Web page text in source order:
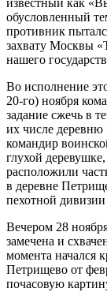
известный как
обусловленный
противник
захвату Москвы
нашего
Во исполнение
20-го) ноября
задание сжечь в
их числе деревню
командир
глухой
расположили
в деревне
пехотной дивизии
Вечером 28
замечена и
момента начался
Петрищево от
почасовую